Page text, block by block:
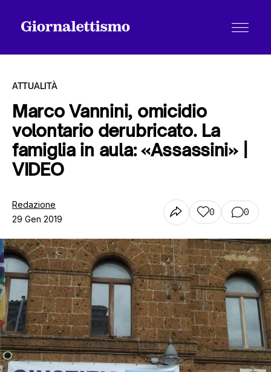
Tutti gli articoli
ATTUALITÀ
Marco Vannini, omicidio
volontario derubricato. La
famiglia in aula: «Assassini» |
VIDEO
Redazione
29 Gen 2019
0 0